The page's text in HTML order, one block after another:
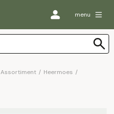
menu
Assortiment / Heermoes /